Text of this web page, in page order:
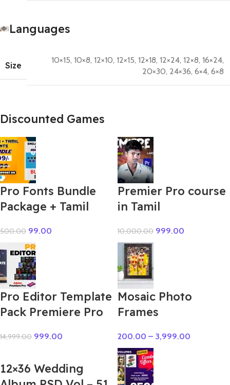
Languages
Size
10×15, 10×8, 12×10, 12×15, 12×18, 12×24, 12×8, 16×24,
20×30, 24×36, 6×4, 6×8
Discounted Games
Pro Fonts Bundle
Package + Tamil
500.00 99.00
Premier Pro course
in Tamil
10,000.00 999.00
Pro Editor Template
Pack Premiere Pro
14,999.00 999.00
Mosaic Photo
Frames
200.00 – 3,999.00
12×36 Wedding